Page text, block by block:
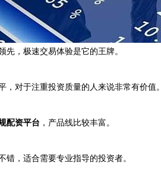
，极速交易体验是它的王牌。
对于注重投资质量的人来说非常有价值。
配资平台 ，产品线比较丰富。
错，适合需要专业指导的投资者。